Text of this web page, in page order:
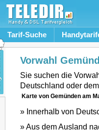
Tarif-Suche
Vorwahl
Sie suchen die
Deutschland oder
Karte von Gemünden am
» Innerhalb von
» Aus dem Ausland